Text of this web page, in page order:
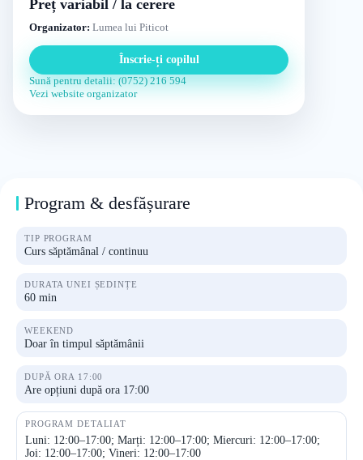
Preț variabil / la cerere
Organizator: Lumea lui Piticot
Înscrie-ți copilul
Sună pentru detalii: (0752) 216 594
Vezi website organizator
Program & desfășurare
TIP PROGRAM
Curs săptămânal / continuu
DURATA UNEI ȘEDINȚE
60 min
WEEKEND
Doar în timpul săptămânii
DUPĂ ORA 17:00
Are opțiuni după ora 17:00
PROGRAM DETALIAT
Luni: 12:00–17:00; Marți: 12:00–17:00; Miercuri: 12:00–17:00;
Joi: 12:00–17:00; Vineri: 12:00–17:00